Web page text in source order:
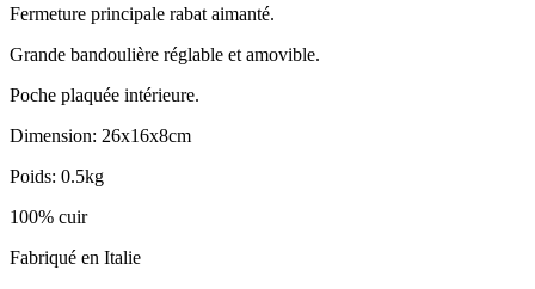
Fermeture principale rabat aimanté.
Grande bandoulière réglable et amovible.
Poche plaquée intérieure.
Dimension: 26x16x8cm
Poids: 0.5kg
100% cuir
Fabriqué en Italie